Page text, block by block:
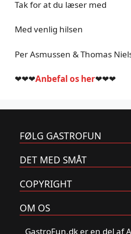
Tak for at du læser med
Med venlig hilsen
Per Asmussen & Thomas
❤❤❤Anbefal os her❤❤❤
FØLG GASTROFUN
DET MED SMÅT
COPYRIGHT
OM OS
GastroFun.dk er en del af